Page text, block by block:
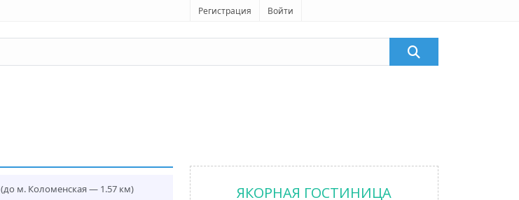
Регистрация Войти
(до м. Коломенская — 1.57 км) ЯКОРНАЯ ГОСТИНИЦА